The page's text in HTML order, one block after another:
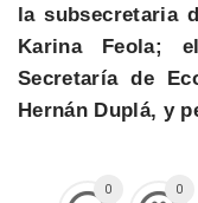
la subsecretaria
Karina Feola;
Secretaría de
Hernán Duplá, y
0 0